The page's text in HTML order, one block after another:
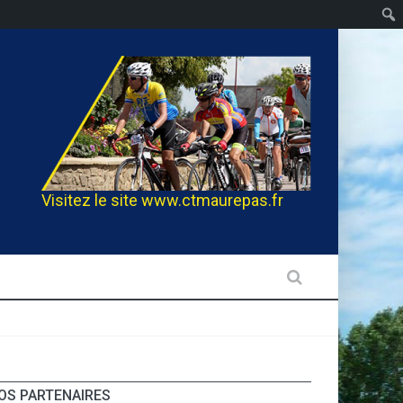
Visitez le site www.ctmaurepas.fr
PARTENAIRES